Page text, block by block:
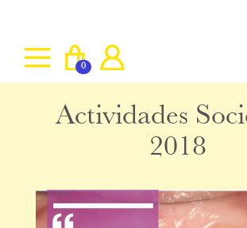
0
Actividades
2018